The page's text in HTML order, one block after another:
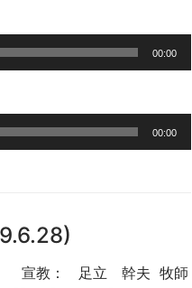
00:00
00:00
宣教： 足立 幹夫 牧師